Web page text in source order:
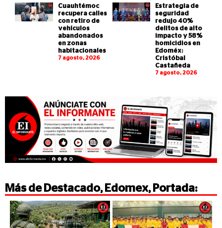
Cuauhtémoc
recupera calles
con retiro de
vehículos
abandonados
en zonas
habitacionales
7 agosto, 2026
Estrategia de
seguridad
redujo 40%
delitos de alto
impacto y 58%
homicidios en
Edoméx:
Cristóbal
Castañeda
7 agosto, 2026
Más de Destacado, Edomex, Portada: